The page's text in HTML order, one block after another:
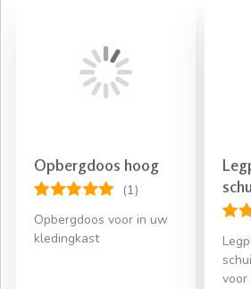
Opbergdoos hoog
(1)
Opbergdoos voor in uw
kledingkast
voor